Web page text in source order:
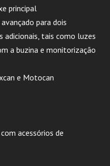
principal
para dois
tais como luzes
a buzina e monitorização
e Motocan
acessórios de